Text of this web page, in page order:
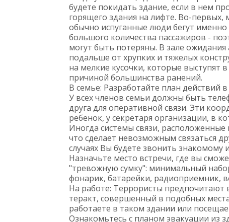
будете покидать здание, если в нем
горящего здания на лифте. Во-
обычно испуганные люди бегут
большого количества пассажиров -
могут быть потеряны. В зале ожидания
подальше от хрупких и тяжелых
на мелкие кусочки, которые выступят
причиной большинства ранений.
В семье: Разработайте план действий
У всех членов семьи должны быть
друга для оперативной связи. Эти
ребенок, у секретаря организации, в
Иногда системы связи,
что сделает невозможным связаться
случаях Вы будете звонить
Назначьте место встречи, где вы
"тревожную сумку": минимальный
фонарик, батарейки, радиоприемник,
На работе: Террористы предпочитают
теракт, совершенный в подобных
работаете в таком здании или
Ознакомьтесь с планом эвакуации из